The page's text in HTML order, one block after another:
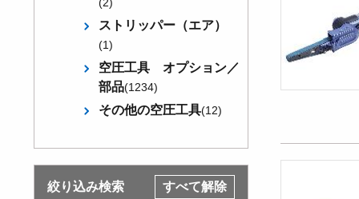
ストリッパー（エア）
(1)
空圧工具 オプション／
部品(1234)
その他の空圧工具(12)
絞り込み検索 すべて解除